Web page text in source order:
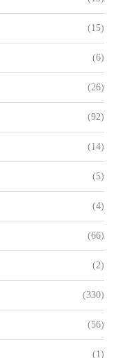
(15)
(6)
(26)
(92)
(14)
(5)
(4)
(66)
(2)
(330)
(56)
(1)